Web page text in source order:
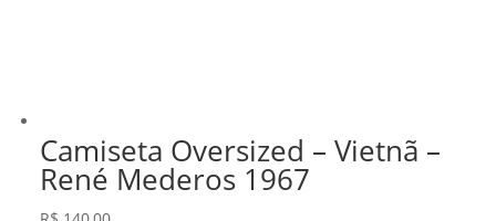
Camiseta Oversized – Vietnã –
René Mederos 1967